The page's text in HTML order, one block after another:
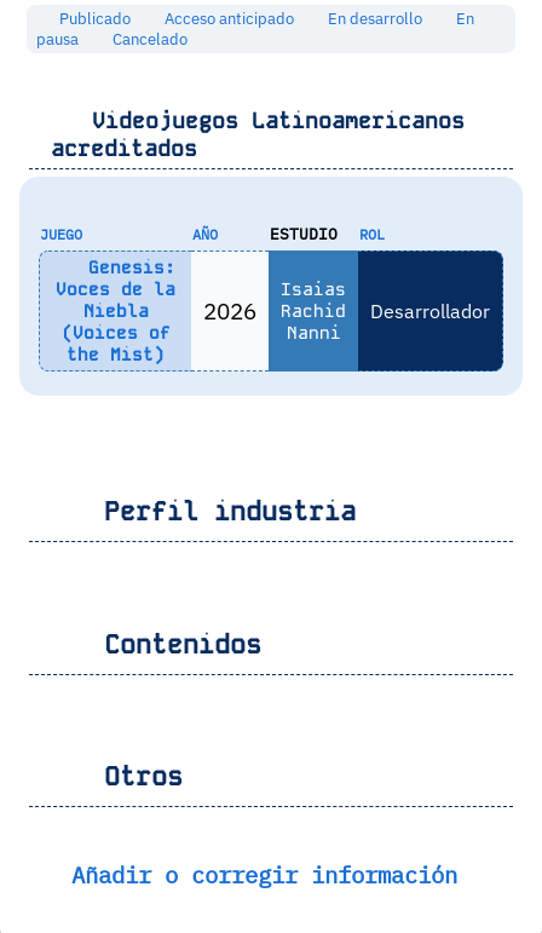
Publicado Acceso anticipado En desarrollo
En
pausa
Cancelado
Videojuegos Latinoamericanos
acreditados
JUEGO AÑO ESTUDIO ROL
Genesis:
Voces de la
Niebla
(Voices of
the Mist)
2026
Isaias
Rachid
Nanni
Desarrollador
Perfil industria
Contenidos
Otros
Añadir o corregir información